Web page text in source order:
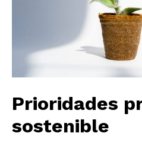
Prioridades
sostenible